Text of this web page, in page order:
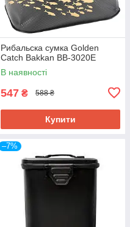
Рибальска сумка Golden
Catch Bakkan ВВ-3020E
В наявності
547 ₴ 588 ₴
Купити
–7%